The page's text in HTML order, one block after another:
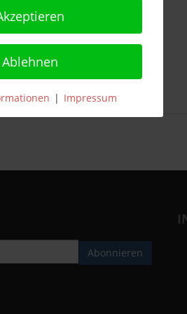
Abonnieren
Ablehnen
| Impressum